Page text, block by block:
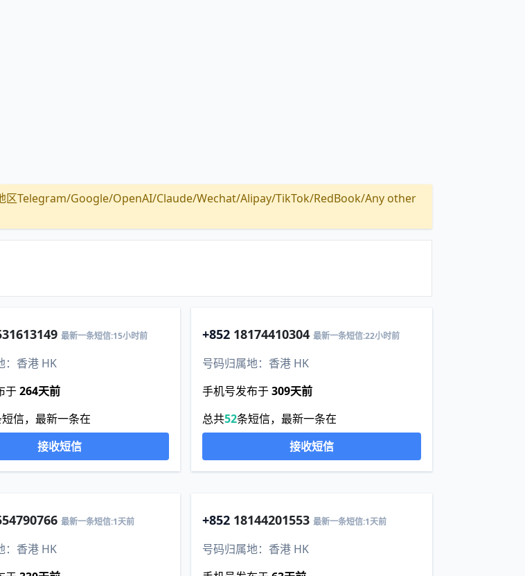
区Telegram/Google/OpenAI/Claude/Wechat/Alipay/TikTok/RedBook/Any other
最新一条短信:15小时前
：香港 HK
于264天前
信，最新一条在
接收短信
+852 18174410304 最新一条短信:22小时前
号码归属地：香港 HK
手机号发布于309天前
总共52条短信，最新一条在
接收短信
最新一条短信:1天前
：香港 HK
+852 18144201553 最新一条短信:1天前
号码归属地：香港 HK